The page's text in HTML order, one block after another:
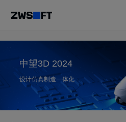
中望3D 2024
设计仿真制造一体化